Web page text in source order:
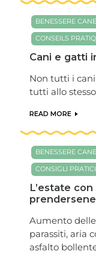
BENESSERE CANE
CONSEILS
Cani e gatti
Non tutti i
tutti allo
READ MORE
BENESSERE CANE
CONSIGLI PRATICI
L’estate
Aumento
parassiti, aria
asfalto